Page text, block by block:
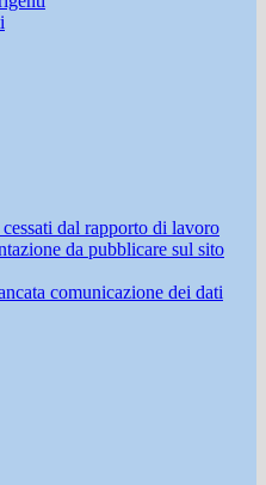
dal rapporto di lavoro
da pubblicare sul sito
comunicazione dei dati